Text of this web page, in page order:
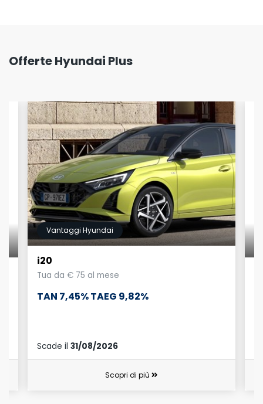
Offerte Hyundai Plus
Vantaggi Hyundai
i20
Tua da € 75 al mese
TAN 7,45% TAEG 9,82%
Scade il 31/08/2026
Scopri di più